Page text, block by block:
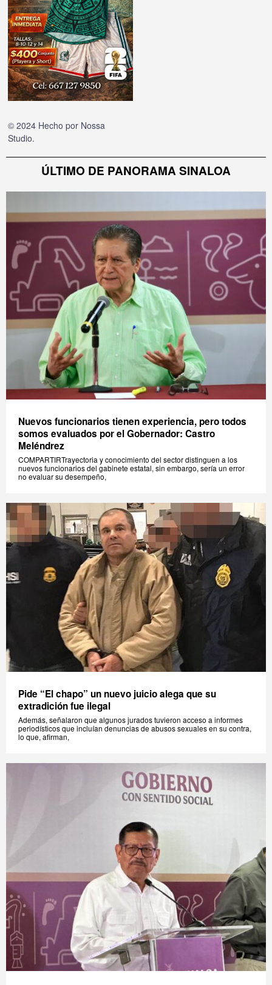
© 2024 Hecho por Nossa
Studio.
ÚLTIMO DE PANORAMA SINALOA
Nuevos funcionarios tienen experiencia, pero todos
somos evaluados por el Gobernador: Castro
Meléndrez
COMPARTIRTrayectoria y conocimiento del sector distinguen a los
nuevos funcionarios del gabinete estatal, sin embargo, sería un error
no evaluar su desempeño,
Pide “El chapo” un nuevo juicio alega que su
extradición fue ilegal
Además, señalaron que algunos jurados tuvieron acceso a informes
periodísticos que incluían denuncias de abusos sexuales en su contra,
lo que, afirman,